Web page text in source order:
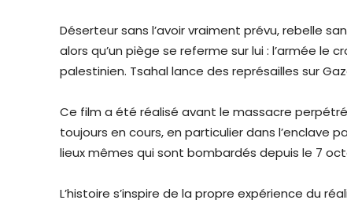
Déserteur sans l’avoir vraiment prévu, rebelle
alors qu’un piège se referme sur lui : l’armée le
palestinien. Tsahal lance des représailles sur
Ce film a été réalisé avant le massacre
toujours en cours, en particulier dans l’enclave
lieux mêmes qui sont bombardés depuis le 7
L’histoire s’inspire de la propre expérience du